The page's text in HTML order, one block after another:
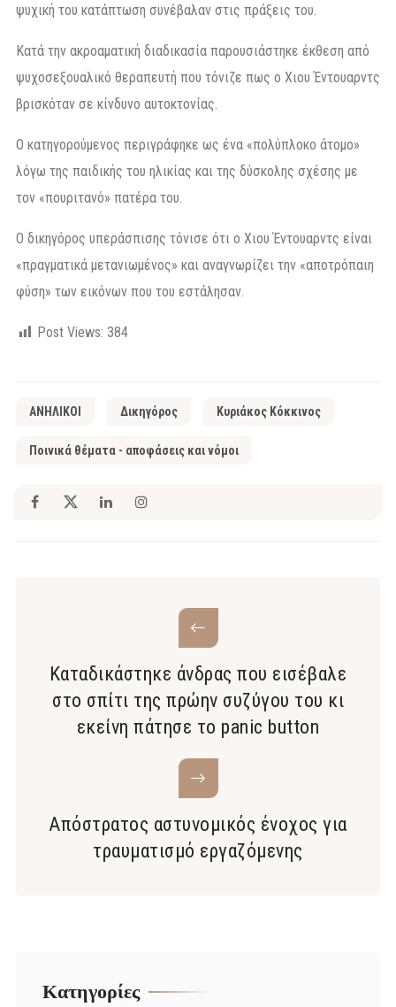
ψυχική του κατάπτωση συνέβαλαν στις πράξεις του.
Κατά την ακροαματική διαδικασία παρουσιάστηκε έκθεση από
ψυχοσεξουαλικό θεραπευτή που τόνιζε πως ο Χιου Έντουαρντς
βρισκόταν σε κίνδυνο αυτοκτονίας.
Ο κατηγορούμενος περιγράφηκε ως ένα «πολύπλοκο άτομο»
λόγω της παιδικής του ηλικίας και της δύσκολης σχέσης με
τον «πουριτανό» πατέρα του.
Ο δικηγόρος υπεράσπισης τόνισε ότι ο Χιου Έντουαρντς είναι
«πραγματικά μετανιωμένος» και αναγνωρίζει την «αποτρόπαιη
φύση» των εικόνων που του εστάλησαν.
Post Views: 384
ΑΝΗΛΙΚΟΙ Δικηγόρος Κυριάκος Κόκκινος
Ποινικά θέματα - αποφάσεις και νόμοι
Καταδικάστηκε άνδρας που εισέβαλε
στο σπίτι της πρώην συζύγου του κι
εκείνη πάτησε το panic button
Απόστρατος αστυνομικός ένοχος για
τραυματισμό εργαζόμενης
Kατηγορίες